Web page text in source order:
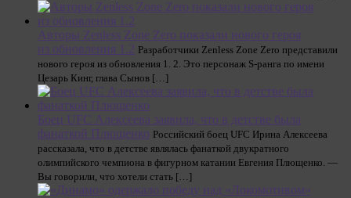
Авторы Zenless Zone Zero показали нового героя
из обновления 1.2 Разработчики Zenless Zone Zero представили
нового героя из обновления 1. 2. Это персонаж S-ранга по имени
Цезарь Кинг, глава Сынов […]
Боец UFC Алексеева заявила, что в детстве была
фанаткой Плющенко Российский боец UFC Ирина Алексеева
рассказала, что в детстве являлась фанаткой двукратного
олимпийского чемпиона в фигурном катании Евгения Плющенко. —
Вы говорили, что хотели стать […]